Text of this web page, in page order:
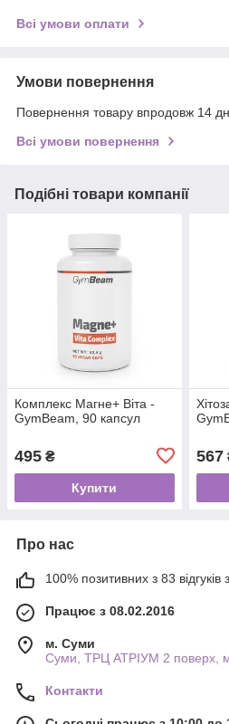
Всі умови оплати
Умови повернення
Повернення товару впродовж 14
Всі умови повернення
Подібні товари компанії
Комплекс Магне+ Віта -
GymBeam, 90 капсул
495 ₴
Купити
567
Про нас
100% позитивних з 83 відгуків
Працює з 08.02.2016
м. Суми
Суми, ТРЦ АТРІУМ 2 поверх,
Контакти